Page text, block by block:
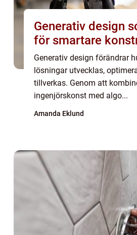
Generativ design
för smartare
Generativ design förändrar
lösningar utvecklas,
tillverkas. Genom att
ingenjörskonst med algo...
Amanda Eklund